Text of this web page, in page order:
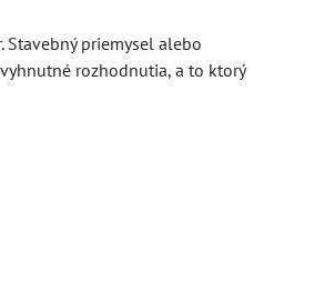
priemysel alebo
rozhodnutia, a to ktorý